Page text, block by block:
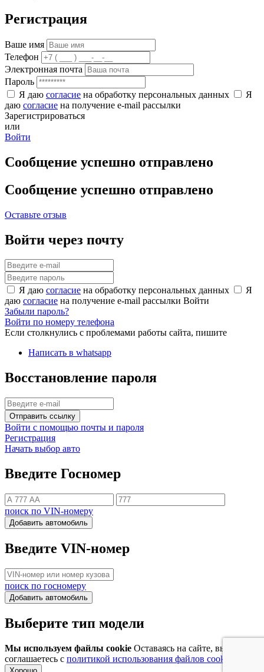
Регистрация
Ваше имя
Телефон
Электронная почта
Пароль
Я даю согласие на обработку персональных данных
Я
даю согласие на получение e-mail рассылки
Зарегистрироваться
или
Войти
Сообщение успешно отправлено
Сообщение успешно отправлено
Оставьте отзыв
Войти через почту
Я даю согласие на обработку персональных данных
Я
даю согласие на получение e-mail рассылки Войти
Забыли пароль?
Войти по номеру телефона
Если столкнулись с проблемами работы сайта, пишите
Написать в whatsapp
Восстановление пароля
Отправить ссылку
Войти с помощью почты и пароля
Регистрация
Начать выбор авто
Введите Госномер
поиск по VIN-номеру
Добавить автомобиль
Введите VIN-номер
поиск по госномеру
Добавить автомобиль
Выберите тип модели
Мы используем файлы cookie Оставаясь на сайте, вы
соглашаетесь с политикой использования файлов cookie